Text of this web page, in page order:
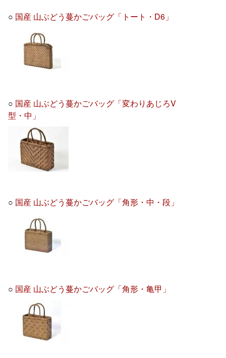
○ 国産 山ぶどう蔓かごバッグ「トート・D6」
○ 国産 山ぶどう蔓かごバッグ「変わりあじろV
型・中」
○ 国産 山ぶどう蔓かごバッグ「角形・中・段」
○ 国産 山ぶどう蔓かごバッグ「角形・亀甲」